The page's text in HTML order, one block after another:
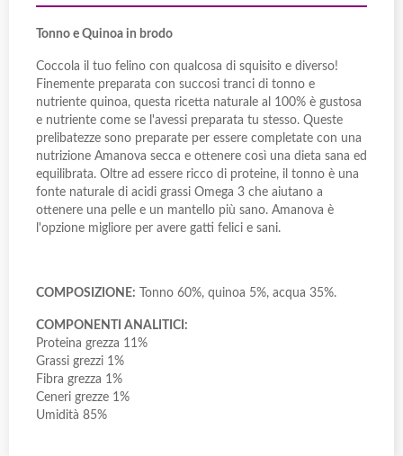
Tonno e Quinoa in brodo
Coccola il tuo felino con qualcosa di squisito e diverso!
Finemente preparata con succosi tranci di tonno e
nutriente quinoa, questa ricetta naturale al 100% è gustosa
e nutriente come se l'avessi preparata tu stesso. Queste
prelibatezze sono preparate per essere completate con una
nutrizione Amanova secca e ottenere così una dieta sana ed
equilibrata. Oltre ad essere ricco di proteine, il tonno è una
fonte naturale di acidi grassi Omega 3 che aiutano a
ottenere una pelle e un mantello più sano. Amanova è
l'opzione migliore per avere gatti felici e sani.
COMPOSIZIONE: Tonno 60%, quinoa 5%, acqua 35%.
COMPONENTI ANALITICI:
Proteina grezza 11%
Grassi grezzi 1%
Fibra grezza 1%
Ceneri grezze 1%
Umidità 85%